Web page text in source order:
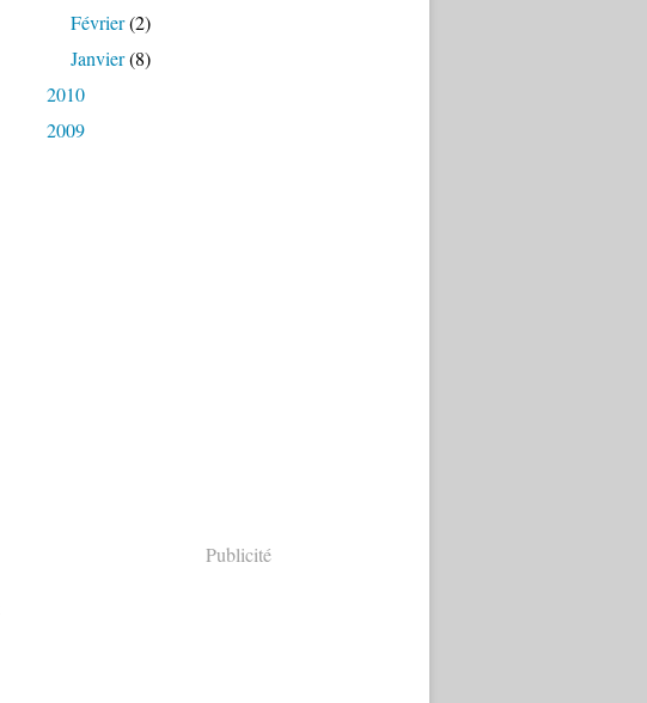
Février(2)
Janvier(8)
2010
2009
Publicité